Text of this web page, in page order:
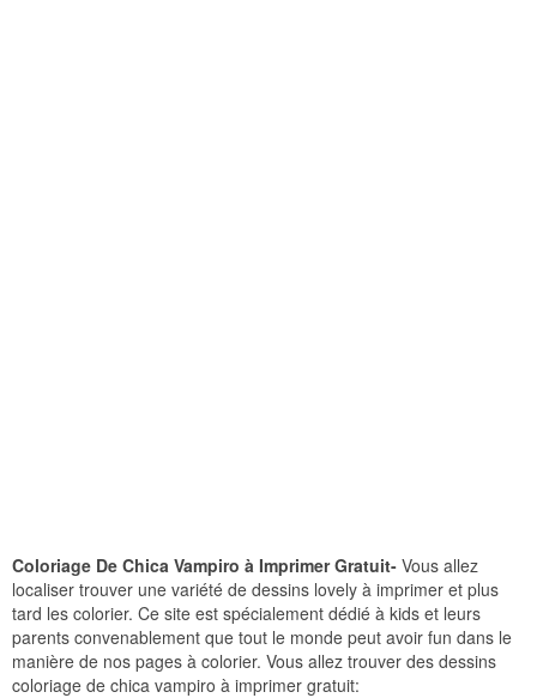
Coloriage De Chica Vampiro à Imprimer Gratuit- Vous allez
localiser trouver une variété de dessins lovely à imprimer et plus
tard les colorier. Ce site est spécialement dédié à kids et leurs
parents convenablement que tout le monde peut avoir fun dans le
manière de nos pages à colorier. Vous allez trouver des dessins
coloriage de chica vampiro à imprimer gratuit: